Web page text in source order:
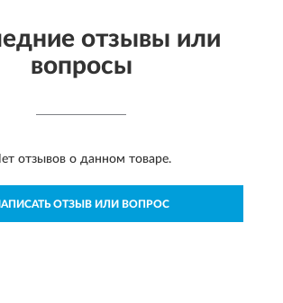
отзывы или
вопросы
отзывов о данном товаре.
ОТЗЫВ ИЛИ ВОПРОС